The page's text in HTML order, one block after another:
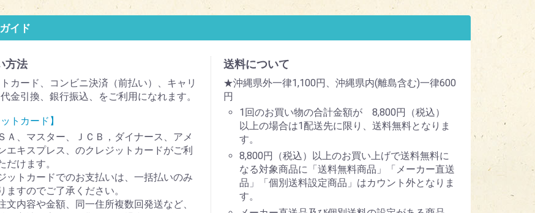
イド
方法
カード、コンビニ決済（前払い）、キャリ
金引換、銀行振込、をご利用になれます。
トカード】
Ａ、マスター、ＪＣＢ，ダイナース、アメ
エキスプレス、のクレジットカードがご利
だけます。
ットカードでのお支払いは、一括払いのみ
ますのでご了承ください。
文内容や金額、同一住所複数回発送など、
送料について
★沖縄県外一律1,100円、沖縄県内(離島含む)一律600
円
1回のお買い物の合計金額が 8,800円（税込）
以上の場合は1配送先に限り、送料無料となりま
す。
8,800円（税込）以上のお買い上げで送料無料に
なる対象商品に「送料無料商品」「メーカー直送
品」「個別送料設定商品」はカウント外となりま
す。